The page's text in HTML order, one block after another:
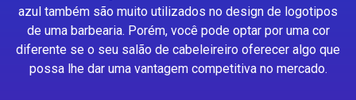
azul também são muito utilizados no design de logotipos
de uma barbearia. Porém, você pode optar por uma cor
diferente se o seu salão de cabeleireiro oferecer algo que
possa lhe dar uma vantagem competitiva no mercado.